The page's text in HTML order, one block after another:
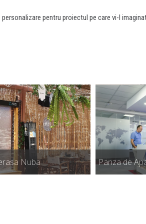
pentru proiectul pe care vi-l
Nuba Panza de